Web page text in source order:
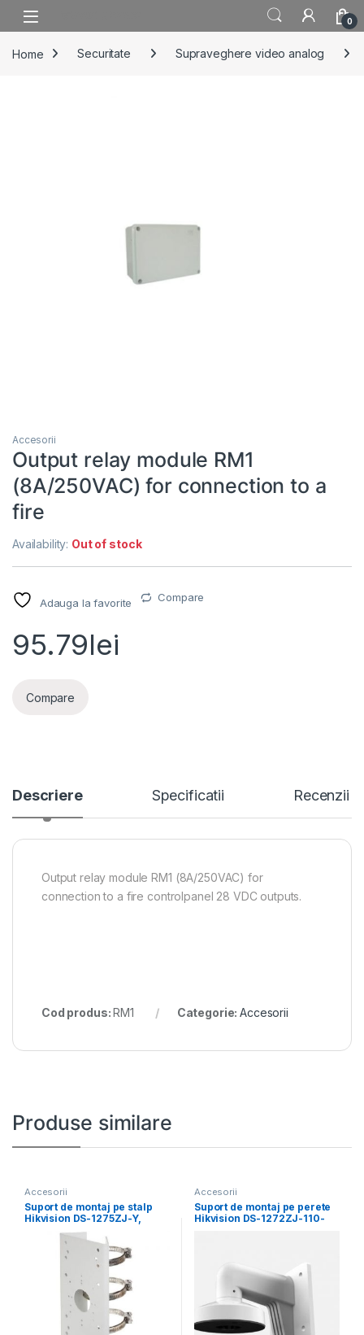
Skip to navigation
Skip to content
0
Home Securitate Supraveghere video analog
Accesorii
Output relay module RM1
(8A/250VAC) for connection to a
fire
Availability: Out of stock
Adauga la favorite Compare
95.79lei
Compare
Descriere Specificatii Recenzii
Output relay module RM1 (8A/250VAC) for
connection to a fire controlpanel 28 VDC outputs.
Cod produs:RM1 Categorie:Accesorii
Produse similare
Accesorii
Suport de montaj pe stalp
Hikvision DS-1275ZJ-Y,
dimensiuni: 67 mm
Accesorii
Suport de montaj pe perete
Hikvision DS-1272ZJ-110-